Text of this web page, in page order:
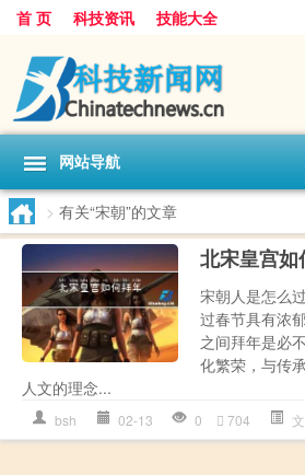
首 页 科技资讯 技能大全
网站导航
> 有关“宋朝”的文章
北宋皇宫如
宋朝人是怎么
过春节具有浓
之间拜年是必
化繁荣，与传
人文的理念...
bsh 02-13 0 704